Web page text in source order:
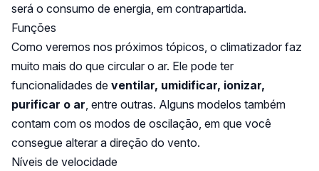
será o consumo de energia, em contrapartida.
Funções
Como veremos nos próximos tópicos, o climatizador faz
muito mais do que circular o ar. Ele pode ter
funcionalidades de ventilar, umidificar, ionizar,
purificar o ar , entre outras. Alguns modelos também
contam com os modos de oscilação, em que você
consegue alterar a direção do vento.
Níveis de velocidade